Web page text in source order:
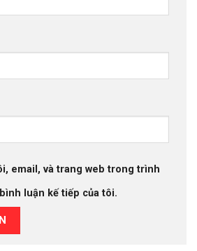
email, và trang web trong trình
luận kế tiếp của tôi.